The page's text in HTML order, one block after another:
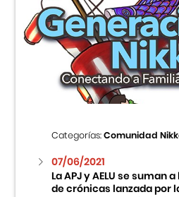
Categorías:Comunidad
07/06/2021
La APJ y AELU se suman
de crónicas lanzada por